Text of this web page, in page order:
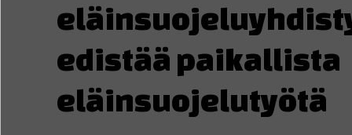
edistää paikallista
eläinsuojelutyötä